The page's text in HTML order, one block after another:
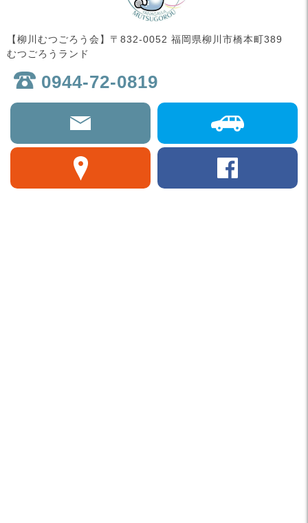
【柳川むつごろう会】〒832-0052 福岡県柳川市橋本町389
むつごろうランド
0944-72-0819